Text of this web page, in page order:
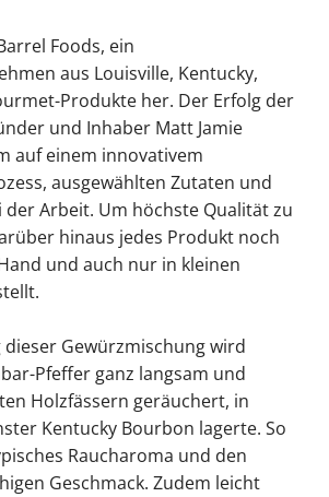
Foods, ein
aus Louisville, Kentucky,
Produkte her. Der Erfolg der
und Inhaber Matt Jamie
auf einem innovativem
ausgewählten Zutaten und
der Arbeit. Um höchste Qualität zu
hinaus jedes Produkt noch
und auch nur in kleinen
Gewürzmischung wird
Pfeffer ganz langsam und
Holzfässern geräuchert, in
Kentucky Bourbon lagerte. So
Raucharoma und den
Geschmack. Zudem leicht